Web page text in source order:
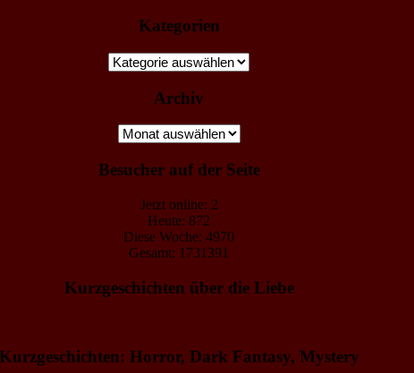
Kategorien
Kategorien
Archiv
Archiv
Besucher auf der Seite
Jetzt online: 2
Heute: 872
Diese Woche: 4970
Gesamt: 1731391
Kurzgeschichten über die Liebe
Kurzgeschichten: Horror, Dark Fantasy, Mystery